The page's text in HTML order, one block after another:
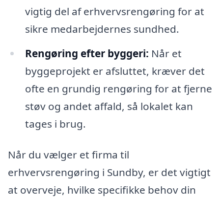
vigtig del af erhvervsrengøring for at
sikre medarbejdernes sundhed.
Rengøring efter byggeri: Når et
byggeprojekt er afsluttet, kræver det
ofte en grundig rengøring for at fjerne
støv og andet affald, så lokalet kan
tages i brug.
Når du vælger et firma til
erhvervsrengøring i Sundby, er det vigtigt
at overveje, hvilke specifikke behov din